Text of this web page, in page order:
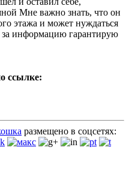
Мне важно знать, что он
этажа и может нуждаться
информацию гарантирую
ссылке:
размещено в соцсетях: